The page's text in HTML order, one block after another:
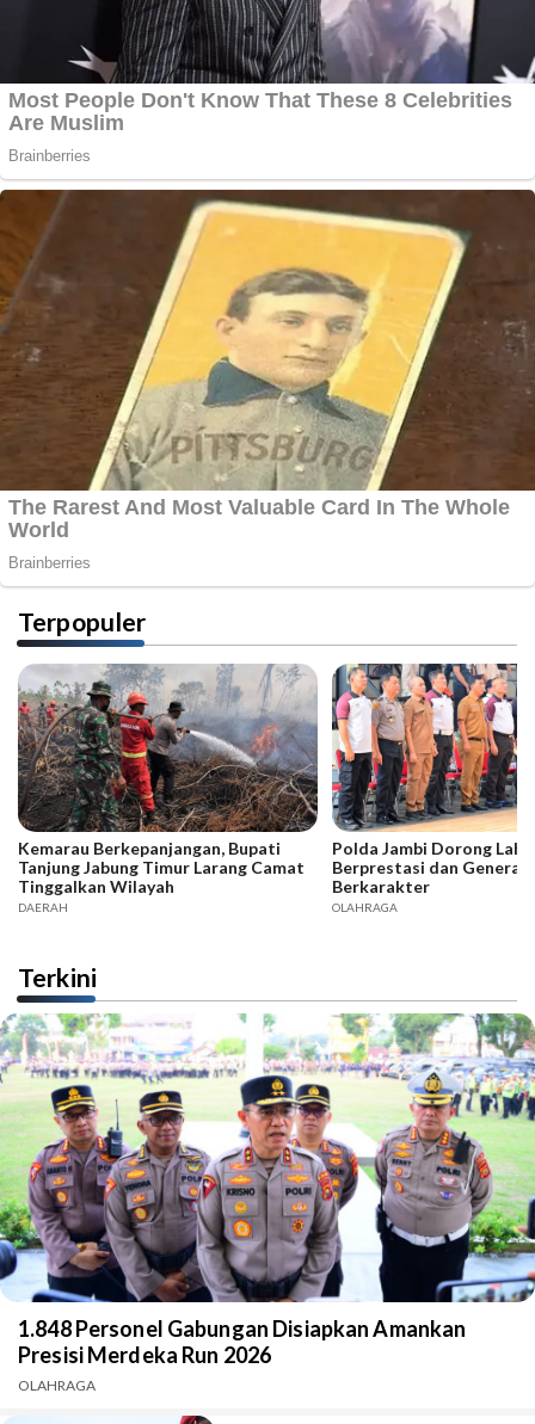
Terpopuler
Kemarau Berkepanjangan, Bupati
Tanjung Jabung Timur Larang Camat
Tinggalkan Wilayah
DAERAH
Polda Jambi Dorong
Berprestasi dan
Berkarakter
OLAHRAGA
Terkini
1.848 Personel Gabungan Disiapkan Amankan
Presisi Merdeka Run 2026
OLAHRAGA